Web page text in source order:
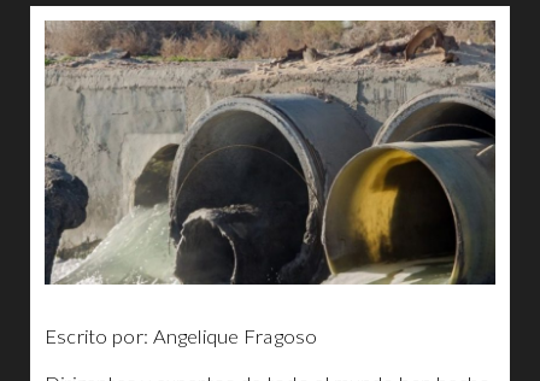
Escrito por: Angelique Fragoso